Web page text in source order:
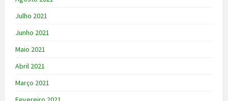
Julho 2021
Junho 2021
Maio 2021
Abril 2021
Março 2021